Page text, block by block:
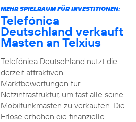
MEHR SPIELRAUM FÜR INVESTITIONEN:
Telefónica
Deutschland verkauft
Masten an Telxius
Telefónica Deutschland nutzt die
derzeit attraktiven
Marktbewertungen für
Netzinfrastruktur, um fast alle seine
Mobilfunkmasten zu verkaufen. Die
Erlöse erhöhen die finanzielle